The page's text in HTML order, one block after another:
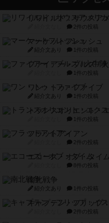
リワイルド：サウスア
2件の投稿
マーケットフレッシュ
紹介文あり 1件の投稿
ファイアー・ブルズ /
1件の投稿
ワン・トゥ・ファイブ
紹介文あり 1件の投稿
トランスオリエント・
1件の投稿
フラットアイアン
2件の投稿
エコーズ・オブ・タイム
8件の投稿
南北戦争
紹介文あり 1件の投稿
キャプテン・フリップ
2件の投稿